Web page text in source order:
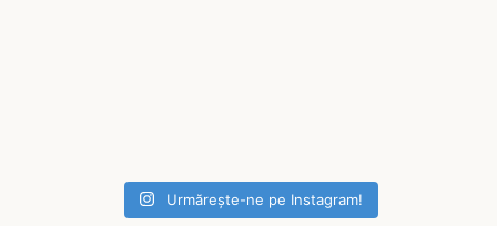
Urmărește-ne pe Instagram!